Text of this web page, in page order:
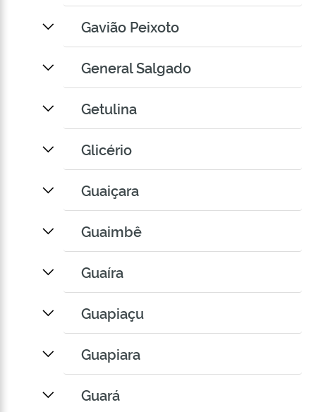
Gavião Peixoto
General Salgado
Getulina
Glicério
Guaiçara
Guaimbê
Guaíra
Guapiaçu
Guapiara
Guará